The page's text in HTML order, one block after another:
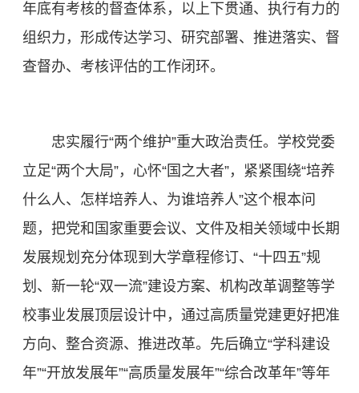
年底有考核的督查体系，以上下贯通、执行有力的
组织力，形成传达学习、研究部署、推进落实、督
查督办、考核评估的工作闭环。
忠实履行“两个维护”重大政治责任。学校党委
立足“两个大局”，心怀“国之大者”，紧紧围绕“培养
什么人、怎样培养人、为谁培养人”这个根本问
题，把党和国家重要会议、文件及相关领域中长期
发展规划充分体现到大学章程修订、“十四五”规
划、新一轮“双一流”建设方案、机构改革调整等学
校事业发展顶层设计中，通过高质量党建更好把准
方向、整合资源、推进改革。先后确立“学科建设
年”“开放发展年”“高质量发展年”“综合改革年”等年